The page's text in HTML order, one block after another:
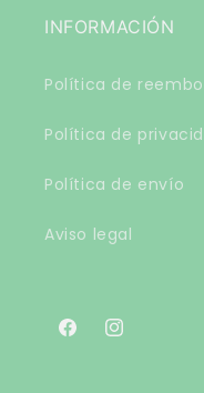
INFORMACIÓN
Política de
Política de
Política de envío
Aviso legal
FacebookInstagram